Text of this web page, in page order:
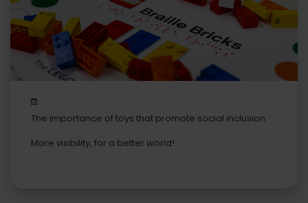
The importance of toys that promote social inclusion
More visibility, for a better world!